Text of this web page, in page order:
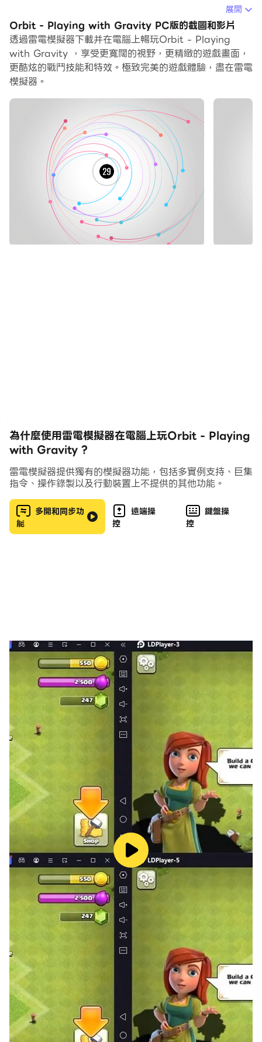
在電腦上運行Orbit - Playing with Gravity，您可以在
大螢幕上清晰地瀏覽, 而用滑鼠和鍵盤操控應用程式比用觸
摸屏鍵盤要快得多，同時你將永遠不必擔心設備的電量問
題。
通過多開和同步功能，你甚至可以在PC上運行多個應用程
式和帳戶。
而文件互傳功能讓分享圖像、影片和文件也變得非常容易。
下載Orbit - Playing with Gravity並在PC上運行。享受
PC端的大螢幕和高畫質畫質吧!
★谷歌得主玩獨立遊戲節2016年★
軌道是在一個益智遊戲的心臟重力模擬器。啟動行星用手指
輕彈，並試圖讓他們進入黑洞周圍的穩定軌道。
學展開
•行星留下痕跡色，這樣的水平結束時，您將創建一個美麗
的藝術作品
•查看地球的未來軌跡在啟動之前，
•在光滑，簡約的圖形環境中邊玩邊聽著輕鬆的古典鋼琴
在Twitter上關注：https://twitter.com/highkeygames
展開
Orbit - Playing with Gravity PC版的截圖和影片
透過雷電模擬器下載并在電腦上暢玩Orbit - Playing
with Gravity ，享受更寬闊的視野，更精緻的遊戲畫面，
更酷炫的戰鬥技能和特效。極致完美的遊戲體驗，盡在雷電
模擬器。
為什麼使用雷電模擬器在電腦上玩Orbit - Playing
with Gravity ?
雷電模擬器提供獨有的模擬器功能，包括多實例支持、巨集
指令、操作錄製以及行動裝置上不提供的其他功能。
多開和同步功
能
遠端操
控
鍵盤操
控